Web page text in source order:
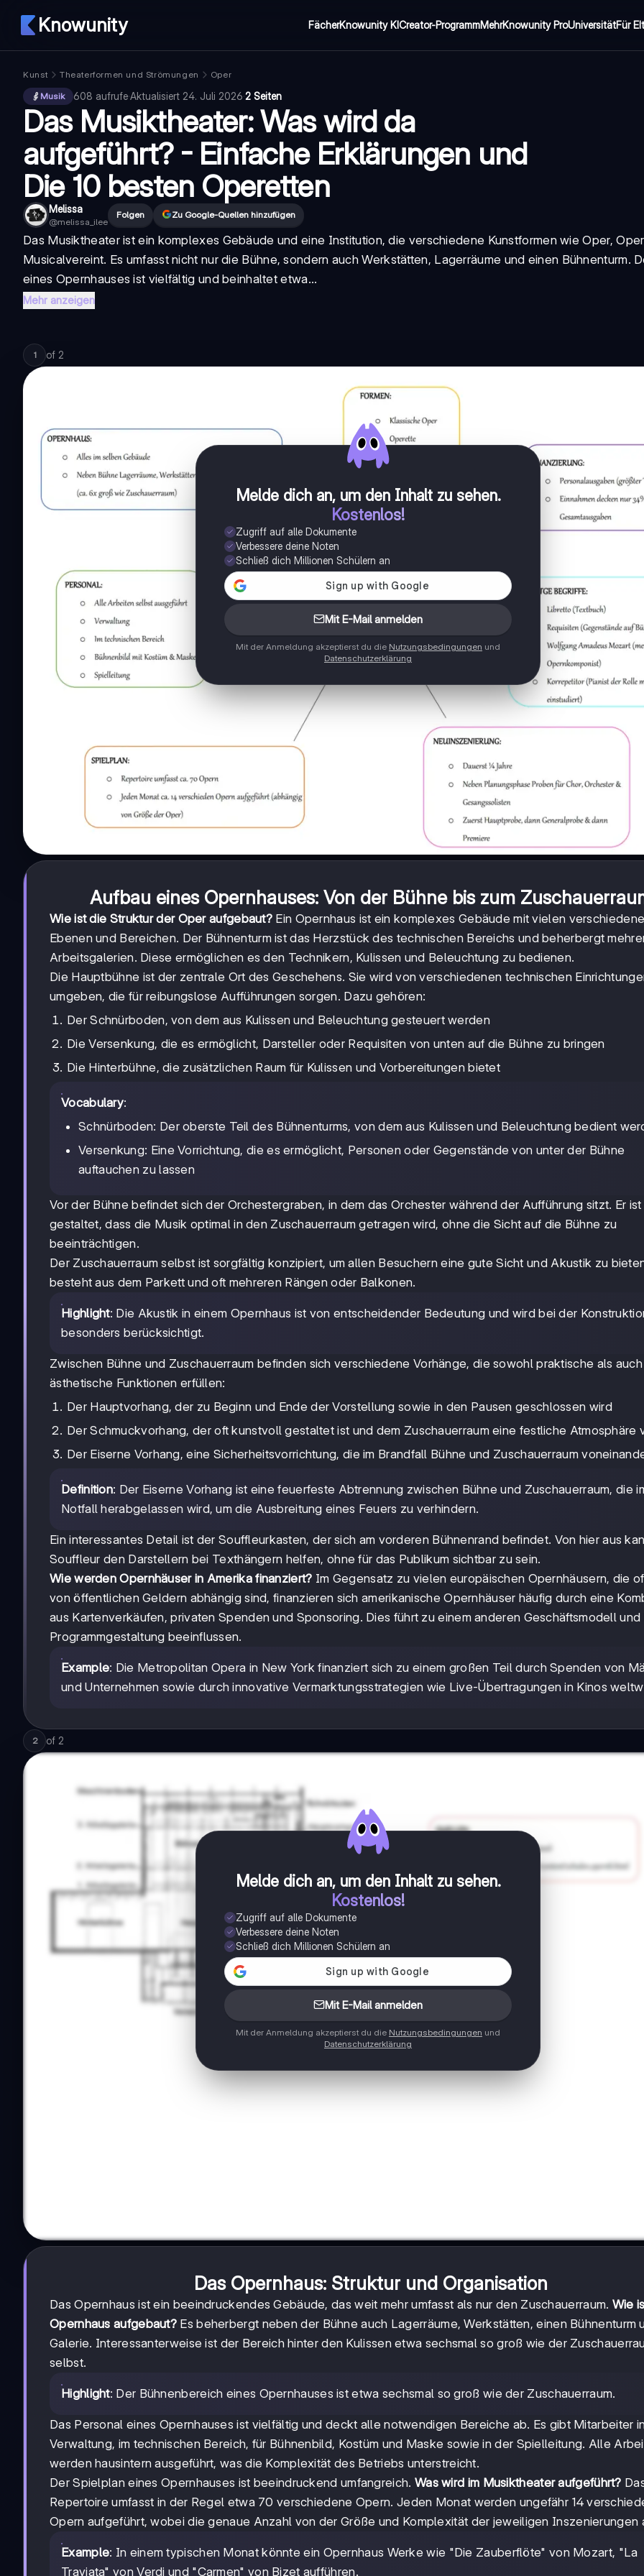
Knowunity FächerKnowunity KICreator-ProgrammMehrKnowunity ProUniversitätFür
Kunst Theaterformen und Strömungen
Oper
Musik
608 aufrufe·Aktualisiert 24. Juli 2026·2 Seiten
Das Musiktheater: Was wird da
aufgeführt? - Einfache Erklärungen und
Die 10 besten Operetten
Melissa
@melissa_ilee
Folgen Zu Google-Quellen hinzufügen
Das Musiktheater ist ein komplexes Gebäude und eine Institution, die verschiedene Kunstformen wieOper,
Musicalvereint. Es umfasst nicht nur die Bühne, sondern auch Werkstätten, Lagerräume und einen Bühnenturm.
eines Opernhauses ist vielfältig und beinhaltet etwa...
Mehr anzeigen
1 of 2
Melde dich an, um den Inhalt zu sehen.
Kostenlos!
Zugriff auf alle Dokumente
Verbessere deine Noten
Schließ dich Millionen Schülern an
Mit E-Mail anmelden
Mit der Anmeldung akzeptierst du die Nutzungsbedingungen und
Datenschutzerklärung
Aufbau eines Opernhauses: Von der Bühne bis zum
Wie ist die Struktur der Oper aufgebaut? Ein Opernhaus ist ein komplexes Gebäude mit vielen
Ebenen und Bereichen. Der Bühnenturm ist das Herzstück des technischen Bereichs und beherbergt
Arbeitsgalerien. Diese ermöglichen es den Technikern, Kulissen und Beleuchtung zu bedienen.
Die Hauptbühne ist der zentrale Ort des Geschehens. Sie wird von verschiedenen technischen
umgeben, die für reibungslose Aufführungen sorgen. Dazu gehören:
Der Schnürboden, von dem aus Kulissen und Beleuchtung gesteuert werden
Die Versenkung, die es ermöglicht, Darsteller oder Requisiten von unten auf die Bühne zu bringen
Die Hinterbühne, die zusätzlichen Raum für Kulissen und Vorbereitungen bietet
Vocabulary:
Schnürboden: Der oberste Teil des Bühnenturms, von dem aus Kulissen und Beleuchtung bedient
Versenkung: Eine Vorrichtung, die es ermöglicht, Personen oder Gegenstände von unter der Bühne
auftauchen zu lassen
Vor der Bühne befindet sich der Orchestergraben, in dem das Orchester während der Aufführung sitzt. Er ist
gestaltet, dass die Musik optimal in den Zuschauerraum getragen wird, ohne die Sicht auf die Bühne zu
beeinträchtigen.
Der Zuschauerraum selbst ist sorgfältig konzipiert, um allen Besuchern eine gute Sicht und Akustik zu
besteht aus dem Parkett und oft mehreren Rängen oder Balkonen.
Highlight: Die Akustik in einem Opernhaus ist von entscheidender Bedeutung und wird bei der
besonders berücksichtigt.
Zwischen Bühne und Zuschauerraum befinden sich verschiedene Vorhänge, die sowohl praktische als auch
ästhetische Funktionen erfüllen:
Der Hauptvorhang, der zu Beginn und Ende der Vorstellung sowie in den Pausen geschlossen wird
Der Schmuckvorhang, der oft kunstvoll gestaltet ist und dem Zuschauerraum eine festliche Atmosphäre
Der Eiserne Vorhang, eine Sicherheitsvorrichtung, die im Brandfall Bühne und Zuschauerraum
Definition: Der Eiserne Vorhang ist eine feuerfeste Abtrennung zwischen Bühne und Zuschauerraum, die
Notfall herabgelassen wird, um die Ausbreitung eines Feuers zu verhindern.
Ein interessantes Detail ist der Souffleurkasten, der sich am vorderen Bühnenrand befindet. Von hier aus
Souffleur den Darstellern bei Texthängern helfen, ohne für das Publikum sichtbar zu sein.
Wie werden Opernhäuser in Amerika finanziert? Im Gegensatz zu vielen europäischen Opernhäusern, die
von öffentlichen Geldern abhängig sind, finanzieren sich amerikanische Opernhäuser häufig durch eine
aus Kartenverkäufen, privaten Spenden und Sponsoring. Dies führt zu einem anderen Geschäftsmodell und
Programmgestaltung beeinflussen.
Example: Die Metropolitan Opera in New York finanziert sich zu einem großen Teil durch Spenden von
und Unternehmen sowie durch innovative Vermarktungsstrategien wie Live-Übertragungen in Kinos
2 of 2
Melde dich an, um den Inhalt zu sehen.
Kostenlos!
Zugriff auf alle Dokumente
Verbessere deine Noten
Schließ dich Millionen Schülern an
Mit E-Mail anmelden
Mit der Anmeldung akzeptierst du die Nutzungsbedingungen und
Datenschutzerklärung
Das Opernhaus: Struktur und Organisation
Das Opernhaus ist ein beeindruckendes Gebäude, das weit mehr umfasst als nur den Zuschauerraum. Wie
Opernhaus aufgebaut? Es beherbergt neben der Bühne auch Lagerräume, Werkstätten, einen Bühnenturm
Galerie. Interessanterweise ist der Bereich hinter den Kulissen etwa sechsmal so groß wie der
selbst.
Highlight: Der Bühnenbereich eines Opernhauses ist etwa sechsmal so groß wie der Zuschauerraum.
Das Personal eines Opernhauses ist vielfältig und deckt alle notwendigen Bereiche ab. Es gibt Mitarbeiter
Verwaltung, im technischen Bereich, für Bühnenbild, Kostüm und Maske sowie in der Spielleitung. Alle
werden hausintern ausgeführt, was die Komplexität des Betriebs unterstreicht.
Der Spielplan eines Opernhauses ist beeindruckend umfangreich. Was wird im Musiktheater aufgeführt?
Repertoire umfasst in der Regel etwa 70 verschiedene Opern. Jeden Monat werden ungefähr 14
Opern aufgeführt, wobei die genaue Anzahl von der Größe und Komplexität der jeweiligen Inszenierungen
Example: In einem typischen Monat könnte ein Opernhaus Werke wie "Die Zauberflöte" von Mozart, "La
Traviata" von Verdi und "Carmen" von Bizet aufführen.